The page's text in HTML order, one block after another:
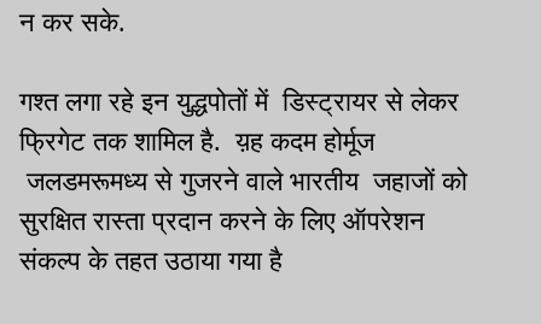
न कर सके.
गश्त लगा रहे इन युद्धपोतों में डिस्ट्रायर से लेकर
फ्रिगेट तक शामिल है. य़ह कदम होर्मूज
जलडमरूमध्य से गुजरने वाले भारतीय जहाजों को
सुरक्षित रास्ता प्रदान करने के लिए ऑपरेशन
संकल्प के तहत उठाया गया है